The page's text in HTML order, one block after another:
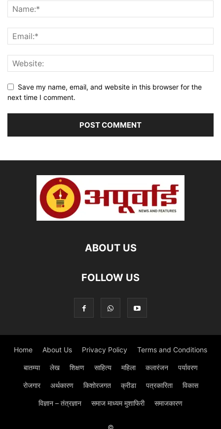
Save my name, email, and website in this browser for the
next time I comment.
ABOUT US
FOLLOW US
Home About Us Privacy Policy Terms and Conditions
बातम्या लेख शिक्षण साहित्य महिला कलारंजन पर्यावरण
रोजगार अर्थकारण किशोरजगत क्रीडा पत्रकारिता विकास
विज्ञान – तंत्रज्ञान समाज माध्यम मुशाफिरी समाजकारण